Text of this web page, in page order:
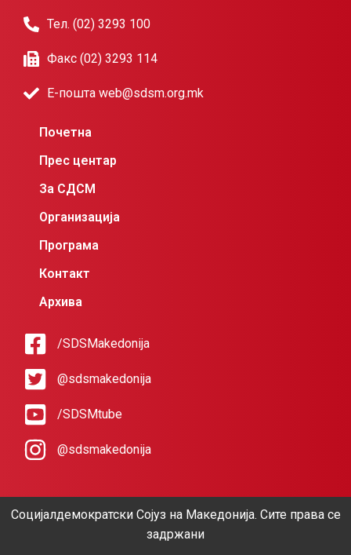
Тел. (02) 3293 100
Факс (02) 3293 114
Е-пошта web@sdsm.org.mk
Почетна
Прес центар
За СДСМ
Организација
Програма
Контакт
Архива
/SDSMakedonija
@sdsmakedonija
/SDSMtube
@sdsmakedonija
Социјалдемократски Сојуз на Македонија. Сите права се
задржани